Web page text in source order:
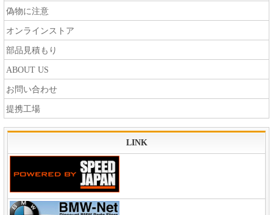
偽物に注意
オンラインストア
部品見積もり
ABOUT US
お問い合わせ
提携工場
LINK